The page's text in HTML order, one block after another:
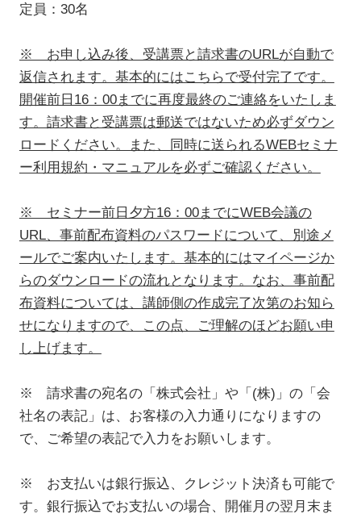
定員：30名
※ お申し込み後、受講票と請求書のURLが自動で
返信されます。基本的にはこちらで受付完了です。
開催前日16：00までに再度最終のご連絡をいたしま
す。請求書と受講票は郵送ではないため必ずダウン
ロードください。また、同時に送られるWEBセミナ
ー利用規約・マニュアルを必ずご確認ください。
※ セミナー前日夕方16：00までにWEB会議の
URL、事前配布資料のパスワードについて、別途メ
ールでご案内いたします。基本的にはマイページか
らのダウンロードの流れとなります。なお、事前配
布資料については、講師側の作成完了次第のお知ら
せになりますので、この点、ご理解のほどお願い申
し上げます。
※ 請求書の宛名の「株式会社」や「(株)」の「会
社名の表記」は、お客様の入力通りになりますの
で、ご希望の表記で入力をお願いします。
※ お支払いは銀行振込、クレジット決済も可能で
す。銀行振込でお支払いの場合、開催月の翌月末ま